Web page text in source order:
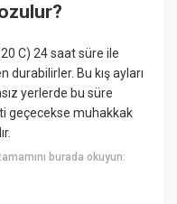
C) 24 saat süre ile
Bu kış ayları
yerlerde bu süre
geçecekse muhakkak
burada okuyun: